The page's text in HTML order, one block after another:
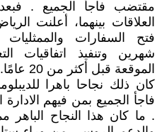
مقتضب فاجأ الجميع .
العلاقات بينهما، أعلنت
فتح السفارات
شهرين وتنفيذ اتفاقيات
الموقعة قبل أكثر من 20 عامًا.
كان ذلك نجاحا باهرا
فاجأ الجميع بمن فيهم
. ما كان هذا النجاح الباهر